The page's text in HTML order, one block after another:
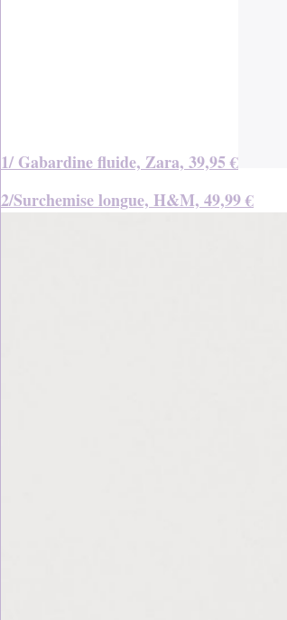
1/ Gabardine fluide, Zara, 39,95 €
2/Surchemise longue, H&M, 49,99 €